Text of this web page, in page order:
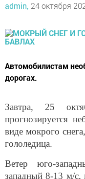
admin, 24 октября
Автомобилистам
дорогах.
Завтра, 25
прогнозируется
виде мокрого
гололедица.
Ветер юго-
западный 8-13 м/